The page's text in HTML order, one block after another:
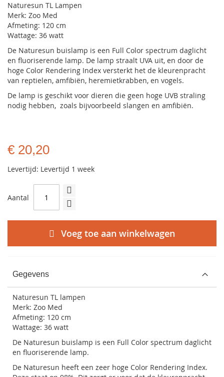
Naturesun TL Lampen
Merk: Zoo Med
Afmeting: 120 cm
Wattage: 36 watt
De Naturesun buislamp is een Full Color spectrum daglicht
en fluoriserende lamp. De lamp straalt UVA uit, en door de
hoge Color Rendering Index versterkt het de kleurenpracht
van reptielen, amfibiën, heremietkrabben, en vogels.
De lamp is geschikt voor dieren die geen hoge UVB straling
nodig hebben, zoals bijvoorbeeld slangen en amfibiën.
€ 20,20
Levertijd: Levertijd 1 week
Aantal
Voeg toe aan winkelwagen
Gegevens
Naturesun TL lampen
Merk: Zoo Med
Afmeting: 120 cm
Wattage: 36 watt
De Naturesun buislamp is een Full Color spectrum daglicht
en fluoriserende lamp.
De Naturesun heeft een zeer hoge Color Rendering Index.